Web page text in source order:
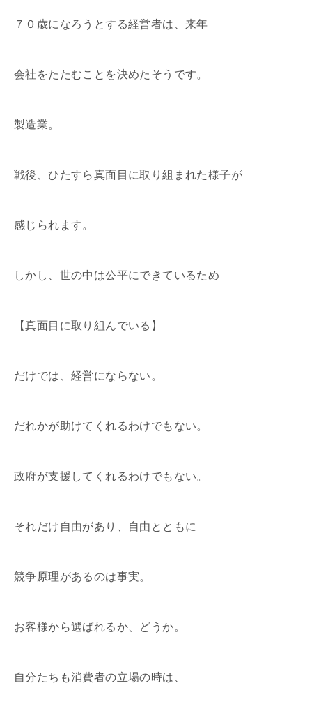
７０歳になろうとする経営者は、来年
会社をたたむことを決めたそうです。
製造業。
戦後、ひたすら真面目に取り組まれた様子が
感じられます。
しかし、世の中は公平にできているため
【真面目に取り組んでいる】
だけでは、経営にならない。
だれかが助けてくれるわけでもない。
政府が支援してくれるわけでもない。
それだけ自由があり、自由とともに
競争原理があるのは事実。
お客様から選ばれるか、どうか。
自分たちも消費者の立場の時は、